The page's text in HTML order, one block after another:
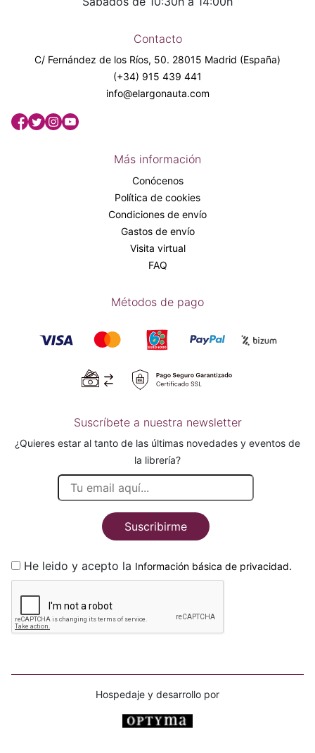
Contacto
C/ Fernández de los Ríos, 50. 28015 Madrid (España)
(+34) 915 439 441
info@elargonauta.com
Más información
Conócenos
Política de cookies
Condiciones de envío
Gastos de envío
Visita virtual
FAQ
Métodos de pago
Suscríbete a nuestra newsletter
¿Quieres estar al tanto de las últimas novedades y eventos de
la librería?
Suscribirme
He leido y acepto la Información básica de privacidad.
Hospedaje y desarrollo por